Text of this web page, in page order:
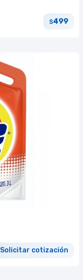
$499
Solicitar cotización